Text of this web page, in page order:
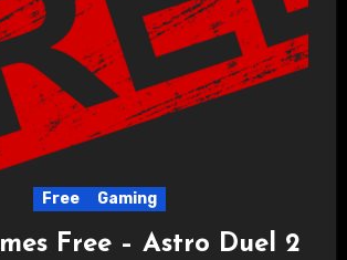
Free Gaming
Free – Astro Duel 2